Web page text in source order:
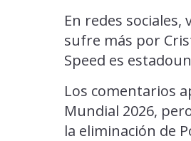
En redes
sufre más por
Speed es
Los comentarios
Mundial 2026,
la eliminación de